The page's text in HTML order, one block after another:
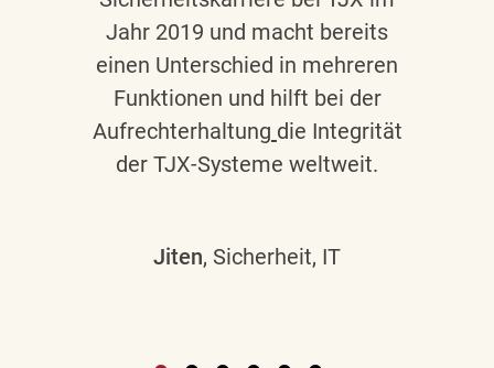
Jahr 2019 und macht bereits
einen Unterschied in mehreren
Funktionen und hilft bei der
Aufrechterhaltung die Integrität
der TJX-Systeme weltweit.
Jiten, Sicherheit, IT